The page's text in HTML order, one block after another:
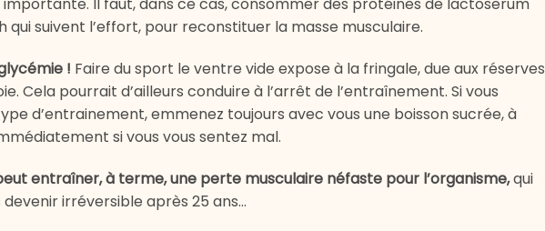
importante. Il faut, dans ce cas, consommer des protéines de lactoserum
qui suivent l’effort, pour reconstituer la masse musculaire.
! Faire du sport le ventre vide expose à la fringale, due aux réserves
Cela pourrait d’ailleurs conduire à l’arrêt de l’entraînement. Si vous
d’entrainement, emmenez toujours avec vous une boisson sucrée, à
si vous vous sentez mal.
entraîner, à terme, une perte musculaire néfaste pour l’organisme,qui
devenir irréversible après 25 ans…